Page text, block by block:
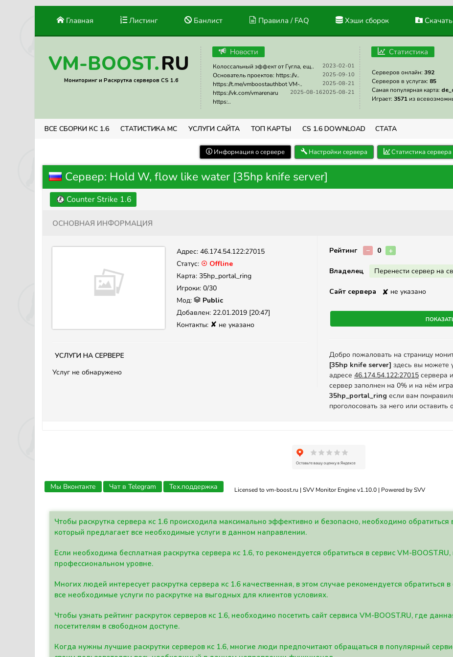
Главная Листинг Банлист Правила / FAQ Хэши сборок
VM-BOOST.RU
Мониторинг и Раскрутка серверов CS 1.6
Новости
2023-02-01
Колоссальный эффект от Гугла, ещ..
2025-09-10
Основатель проектов: https://v..
2025-08-21
https://t.me/vmboostauthbot VM-..
2025-08-21
2025-08-16
https://vk.com/vmarenaru
https:..
Статистика
Серверов онлайн: 392
Серверов в услугах: 85
Самая популярная карта:
Играет: 3571 из
ВСЕ СБОРКИ КС 1.6 СТАТИСТИКА МС УСЛУГИ САЙТА ТОП КАРТЫ CS 1.6 DOWNLOAD СТАТА
Информация о сервере Настройки сервера Статистика сервера
Сервер: Hold W, flow like water [35hp knife server]
Counter Strike 1.6
Основная информация
Адрес: 46.174.54.122:27015
Статус: ☉ Offline
Карта: 35hp_portal_ring
Игроки: 0/30
Мод:
Public
Добавлен: 22.01.2019 [20:47]
Контакты: ✘ не указано
Услуги на сервере
Услуг не обнаружено
Рейтинг − 0 +
Владелец Перенести сервер на
Сайт сервера ✘ не указано
Добро пожаловать на страницу
[35hp knife server] здесь вы можете
адресе 46.174.54.122:27015 сервера
сервер заполнен на 0% и на нём
35hp_portal_ring если вам
проголосовать за него или оставить
Licensed to vm-boost.ru | SVV Monitor Engine v1.10.0 | Powered by SVV
Мы Вконтакте Чат в Telegram Тех.поддержка
Чтобы раскрутка сервера кс 1.6 происходила максимально эффективно и безопасно, необходимо обратиться
который предлагает все необходимые услуги в данном направлении.
Если необходима бесплатная раскрутка сервера кс 1.6, то рекомендуется обратиться в сервис VM-
профессиональном уровне.
Многих людей интересует раскрутка сервера кс 1.6 качественная, в этом случае рекомендуется обратиться
все необходимые услуги по раскрутке на выгодных для клиентов условиях.
Чтобы узнать рейтинг раскруток серверов кс 1.6, необходимо посетить сайт сервиса VM-BOOST.RU, где
посетителям в свободном доступе.
Когда нужны лучшие раскрутки серверов кс 1.6, многие люди предпочитают обращаться в популярный